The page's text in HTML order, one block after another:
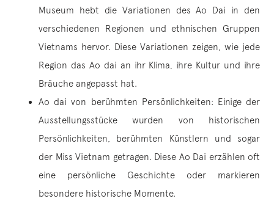
Museum hebt die Variationen des Ao Dai in den
verschiedenen Regionen und ethnischen Gruppen
Vietnams hervor. Diese Variationen zeigen, wie jede
Region das Ao dai an ihr Klima, ihre Kultur und ihre
Bräuche angepasst hat.
Ao dai von berühmten Persönlichkeiten: Einige der
Ausstellungsstücke wurden von historischen
Persönlichkeiten, berühmten Künstlern und sogar
der Miss Vietnam getragen. Diese Ao Dai erzählen oft
eine persönliche Geschichte oder markieren
besondere historische Momente.